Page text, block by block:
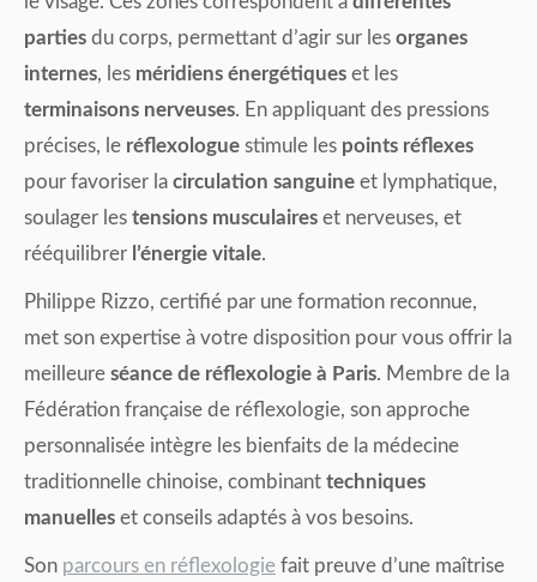
parties du corps, permettant d’agir sur les organes
internes, les méridiens énergétiques et les
terminaisons nerveuses. En appliquant des pressions
précises, le réflexologue stimule les points réflexes
pour favoriser la circulation sanguine et lymphatique,
soulager les tensions musculaires et nerveuses, et
rééquilibrer l’énergie vitale.
Philippe Rizzo, certifié par une formation reconnue,
met son expertise à votre disposition pour vous offrir la
meilleure séance de réflexologie à Paris. Membre de la
Fédération française de réflexologie, son approche
personnalisée intègre les bienfaits de la médecine
traditionnelle chinoise, combinant techniques
manuelles et conseils adaptés à vos besoins.
Son parcours en réflexologie fait preuve d’une maîtrise